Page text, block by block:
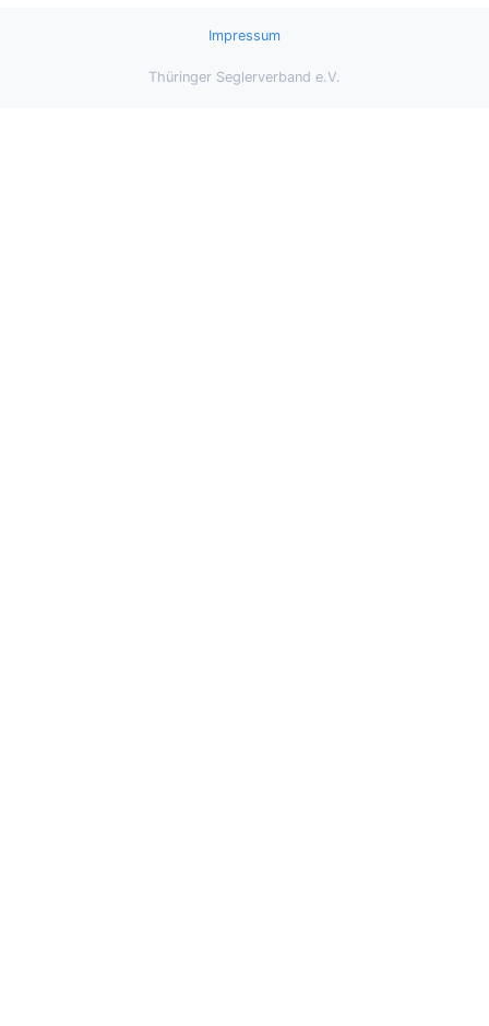
Impressum
Thüringer Seglerverband e.V.